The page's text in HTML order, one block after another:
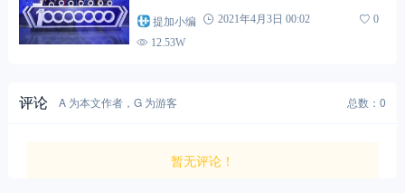
代”提加小编 2021年4月3日 00:02
0
12.53W
评论 A 为本文作者，G 为游客 总数：0
暂无评论！